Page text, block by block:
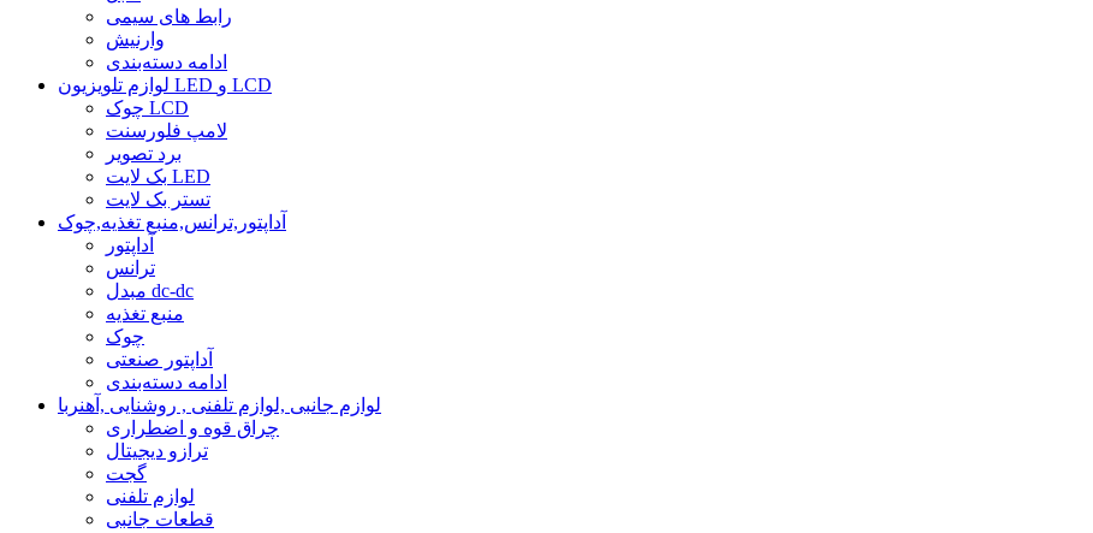
رابط های سیمی
وارنیش
ادامه دسته‌بندی
لوازم تلویزیون LED و LCD
چوک LCD
لامپ فلورسنت
برد تصویر
بک لایت LED
تستر بک لایت
آداپتور,ترانس,منبع تغذیه,چوک
آداپتور
ترانس
مبدل dc-dc
منبع تغذیه
چوک
آداپتور صنعتی
ادامه دسته‌بندی
لوازم جانبی ,لوازم تلفنی , روشنایی ,آهنربا
چراق قوه و اضطراری
ترازو دیجیتال
گجت
لوازم تلفنی
قطعات جانبی